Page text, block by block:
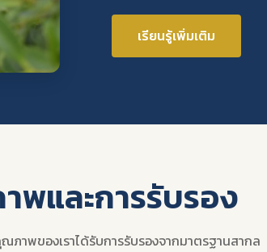
เรียนรู้เพิ่มเติม
พและการรับรอง
ภาพของเราได้รับการรับรองจากมาตรฐานสากล